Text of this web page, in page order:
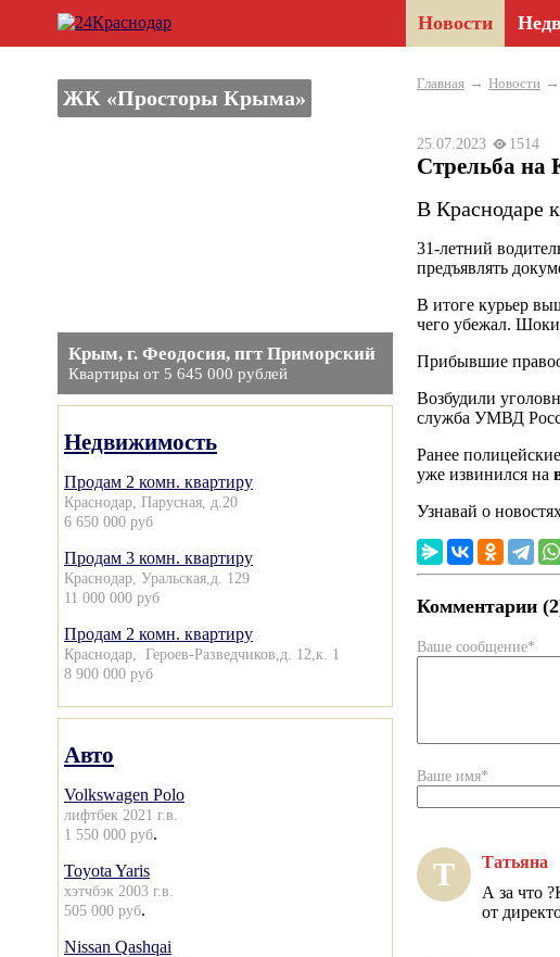
Новости
ЖК «Просторы Крыма»
Крым, г. Феодосия, пгт Приморский
Квартиры от 5 645 000 рублей
Недвижимость
Продам 2 комн. квартиру
Краснодар, Парусная, д.20
6 650 000 руб
Продам 3 комн. квартиру
Краснодар, Уральская,д. 129
11 000 000 руб
Продам 2 комн. квартиру
Краснодар, Героев-Разведчиков,д. 12,к. 1
8 900 000 руб
Авто
Volkswagen Polo
лифтбек 2021 г.в.
1 550 000 руб.
Toyota Yaris
хэтчбэк 2003 г.в.
505 000 руб.
Nissan Qashqai
Главная → Новости →
25.07.2023 1514
Стрельба на
В Краснодаре
31-летний
предъявлять
В итоге курьер
чего убежал.
Прибывшие
Возбудили
служба УМВД
Ранее
уже извинился на
Узнавай о
Комментарии
Ваше сообщение*
Ваше имя*
Т Татьяна
А за что
от